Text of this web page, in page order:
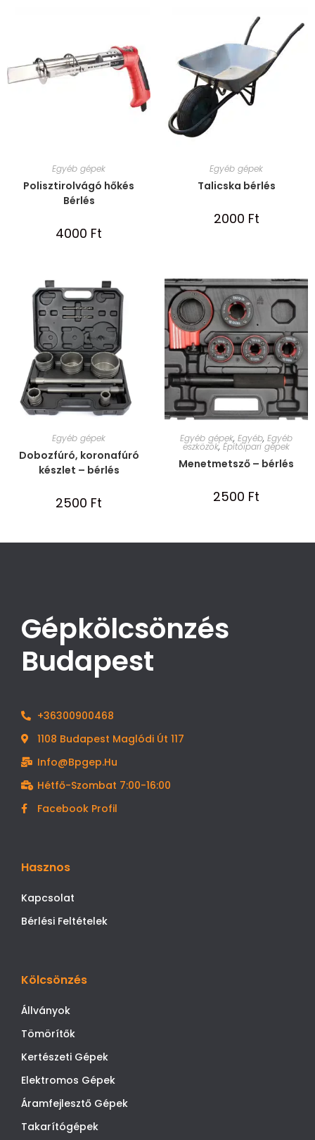
Egyéb gépek
Polisztirolvágó hőkés
Bérlés
4000 Ft
Egyéb gépek
Talicska bérlés
2000 Ft
Egyéb gépek
Dobozfúró, koronafúró
készlet – bérlés
2500 Ft
Egyéb gépek, Egyéb, Egyéb
eszközök, Építőipari gépek
Menetmetsző – bérlés
2500 Ft
Gépkölcsönzés
Budapest
+36300900468
1108 Budapest Maglódi Út 117
Info@bpgep.hu
Hétfő-Szombat 7:00-16:00
Facebook Profil
Hasznos
Kapcsolat
Bérlési Feltételek
Kölcsönzés
Állványok
Tömörítők
Kertészeti Gépek
Elektromos Gépek
Áramfejlesztő Gépek
Takarítógépek